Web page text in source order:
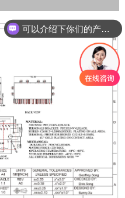
可以介绍下你们的产品么